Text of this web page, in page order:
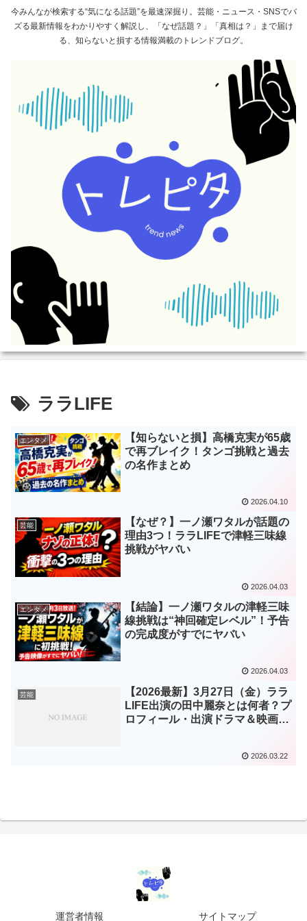
今みんなが検索する“気になる話題”を最速深掘り。芸能・ニュース・SNSでバ
ズる最新情報をわかりやすく解説し、「なぜ話題？」「真相は？」まで届け
る、知らないと損する情報満載のトレンドブログ。
ララLIFE
エンタメ
【知らないと損】高橋克実が65歳
で再ブレイク！タンゴ挑戦と過去
の名作まとめ
2026.04.10
芸能
【なぜ？】一ノ瀬ワタルが話題の
理由3つ！ララLIFEで津軽三味線
挑戦がヤバい
2026.04.03
エンタメ
【結論】一ノ瀬ワタルの津軽三味
線挑戦は“神回確定レベル”！予告
の完成度がすでにヤバい
2026.04.03
芸能
【2026最新】3月27日（金）ララ
LIFE出演の田中麗奈とは何者？プ
ロフィール・出演ドラマ＆映画を
2026.03.22
運営者情報 サイトマップ